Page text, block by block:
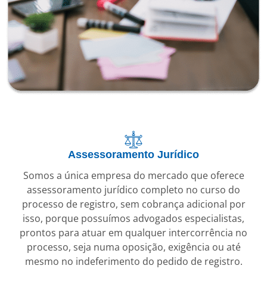
Assessoramento Jurídico
Somos a única empresa do mercado que oferece
assessoramento jurídico completo no curso do
processo de registro, sem cobrança adicional por
isso, porque possuímos advogados especialistas,
prontos para atuar em qualquer intercorrência no
processo, seja numa oposição, exigência ou até
mesmo no indeferimento do pedido de registro.